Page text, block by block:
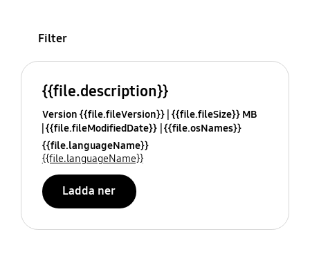
Filter
{{file.description}}
Version {{file.fileVersion}} {{file.fileSize}} MB
{{file.fileModifiedDate}} {{file.osNames}}
{{file.languageName}}
{{file.languageName}}
Ladda ner